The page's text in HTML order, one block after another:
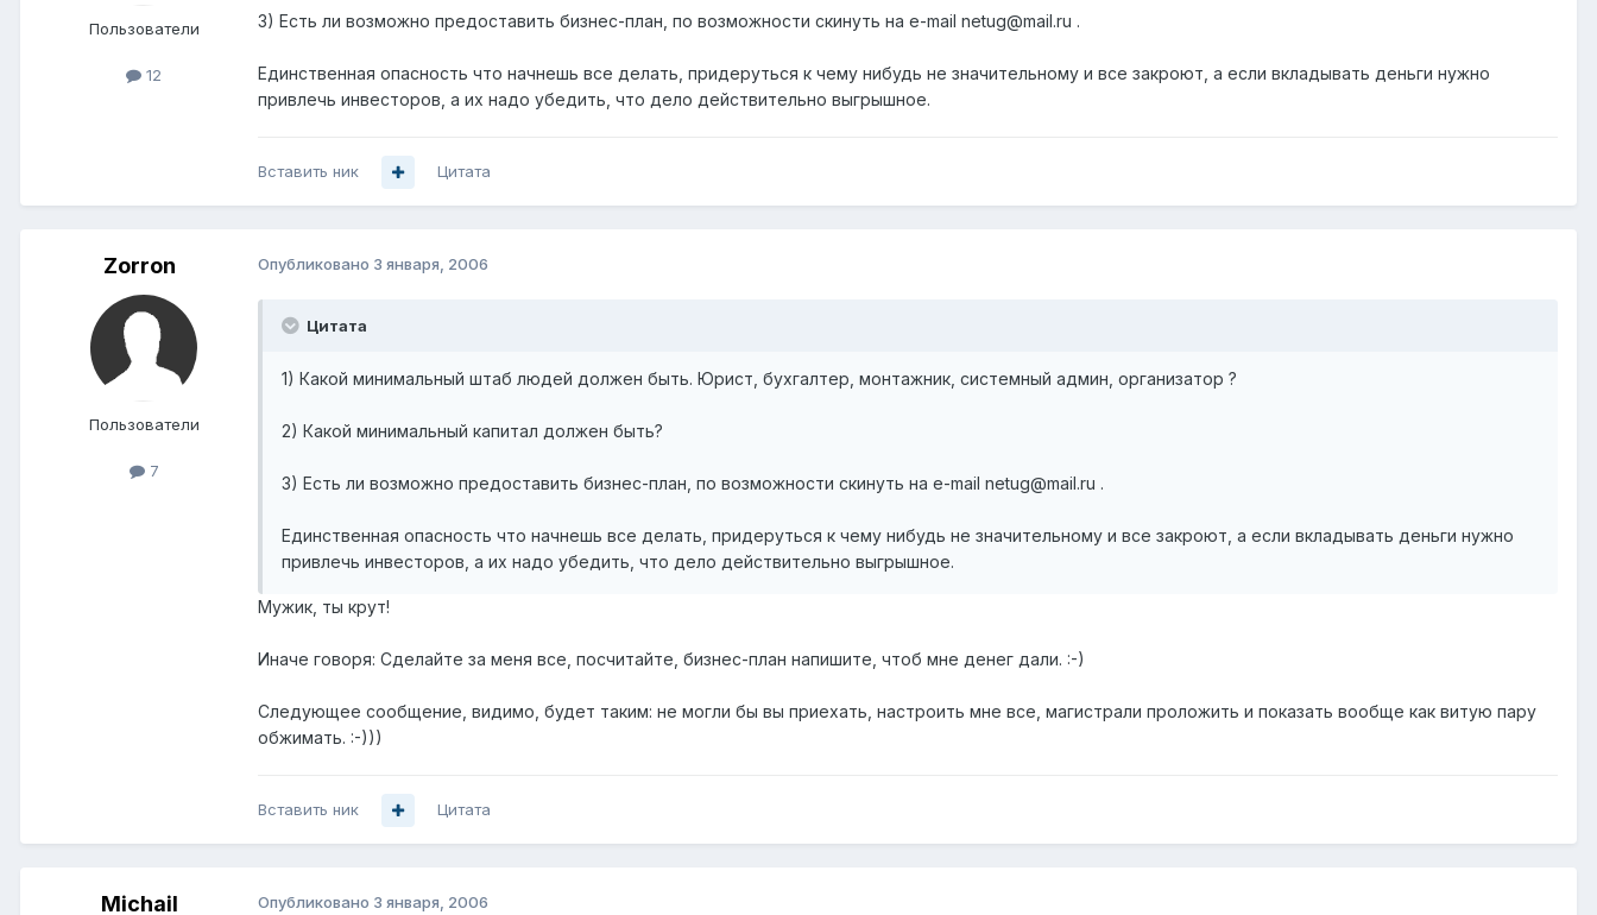
Пользователи
12
3) Есть ли возможно предоставить бизнес-план, по возможности скинуть на e-mail netug@mail.ru .
Единственная опасность что начнешь все делать, придеруться к чему нибудь не значительному и все закроют, а если вкладывать деньги нужно
привлечь инвесторов, а их надо убедить, что дело действительно выгрышное.
Вставить ник Цитата
Zorron
Пользователи
7
Опубликовано 3 января, 2006
Цитата
1) Какой минимальный штаб людей должен быть. Юрист, бухгалтер, монтажник, системный админ, организатор ?
2) Какой минимальный капитал должен быть?
3) Есть ли возможно предоставить бизнес-план, по возможности скинуть на e-mail netug@mail.ru .
Единственная опасность что начнешь все делать, придеруться к чему нибудь не значительному и все закроют, а если вкладывать деньги нужно
привлечь инвесторов, а их надо убедить, что дело действительно выгрышное.
Мужик, ты крут!
Иначе говоря: Сделайте за меня все, посчитайте, бизнес-план напишите, чтоб мне денег дали. :-)
Следующее сообщение, видимо, будет таким: не могли бы вы приехать, настроить мне все, магистрали проложить и показать вообще как витую пару
обжимать. :-)))
Вставить ник Цитата
Michail Опубликовано 3 января, 2006